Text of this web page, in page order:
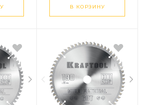
В КОРЗИНУ